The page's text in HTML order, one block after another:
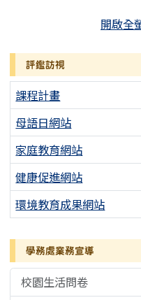
開啟全
評鑑訪視
課程計畫
母語日網站
家庭教育網站
健康促進網站
環境教育成果網站
學務處業務宣導
校園生活問卷